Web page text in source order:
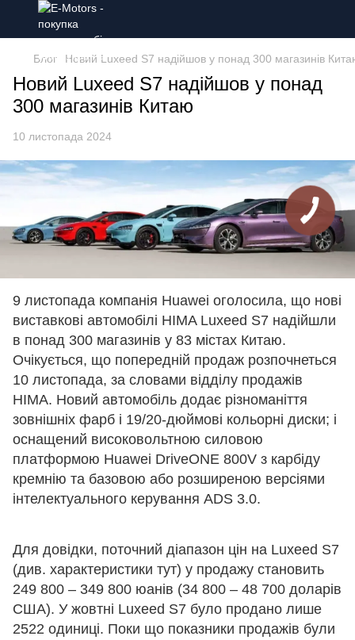
Блог Новий Luxeed S7 надійшов у понад 300 магазинів
Новий Luxeed S7 надійшов у понад
300 магазинів Китаю
10 листопада 2024
9 листопада компанія Huawei оголосила, що нові
виставкові автомобілі HIMA Luxeed S7 надійшли
в понад 300 магазинів у 83 містах Китаю.
Очікується, що попередній продаж розпочнеться
10 листопада, за словами відділу продажів
HIMA. Новий автомобіль додає різноманіття
зовнішніх фарб і 19/20-дюймові кольорні диски; і
оснащений високовольтною силовою
платформою Huawei DriveONE 800V з карбіду
кремнію та базовою або розширеною версіями
інтелектуального керування ADS 3.0.
Для довідки, поточний діапазон цін на Luxeed S7
(див. характеристики тут) у продажу становить
249 800 – 349 800 юанів (34 800 – 48 700 доларів
США). У жовтні Luxeed S7 було продано лише
2522 одиниці. Поки що показники продажів були